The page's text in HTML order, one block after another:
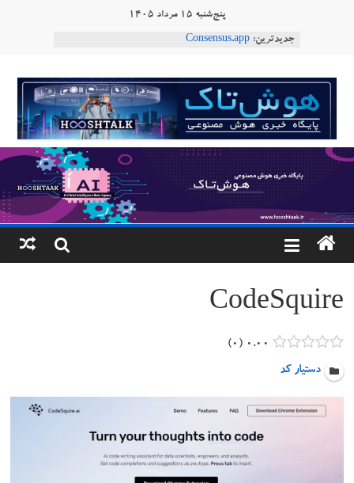
پنج‌شنبه ۱۵ مرداد ۱۴۰۵
جدیدترین: Consensus.app
طبیعی فارسی
ربات «Aru» محصول شرکت فرانسوی Nio
Robotics
ربات T‑800
هوشتاک
پایگاه
خبری
هوش
مصنوعی
www.hooshtaak.ir
CodeSquire
۰.۰۰ ۰
دستیار کد